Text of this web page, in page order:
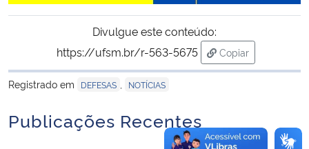
Divulgue este conteúdo:
https://ufsm.br/r-563-5675
Copiar
para área de
Registrado em
DEFESAS NOTÍCIAS
Publicações Recentes